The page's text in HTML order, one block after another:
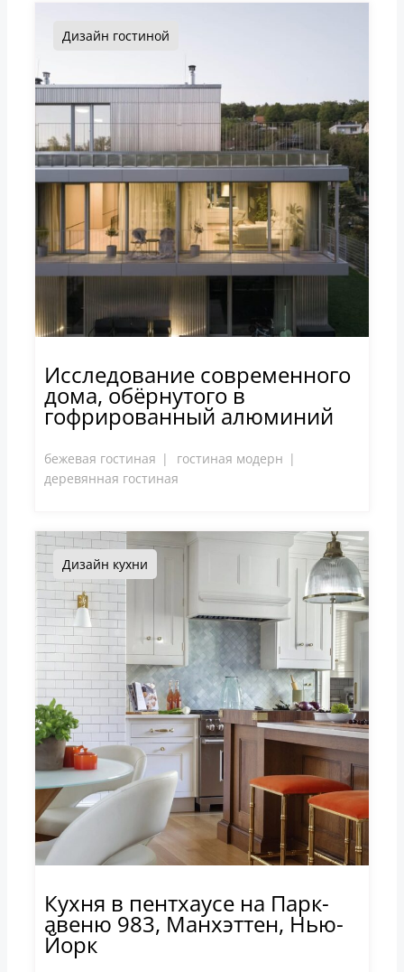
Дизайн гостиной
Исследование современного
дома, обёрнутого в
гофрированный алюминий
бежевая гостиная
гостиная модерн
деревянная гостиная
Дизайн кухни
Кухня в пентхаусе на Парк-
авеню 983, Манхэттен, Нью-
Йорк